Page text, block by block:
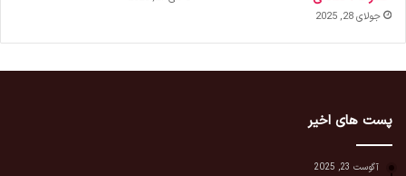
جولای 28, 2025
پست های اخیر
آگوست 23, 2025